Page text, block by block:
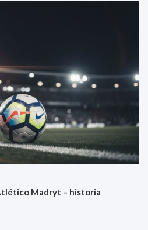
Madryt – historia